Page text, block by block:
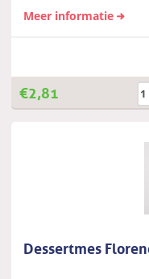
Meer informatie
€2,81
Dessertmes